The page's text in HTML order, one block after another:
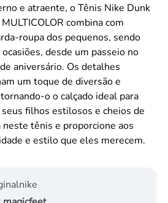
e atraente, o Tênis Nike Dunk
combina com
roupa dos pequenos, sendo
desde um passeio no
aniversário. Os detalhes
um toque de diversão e
o o calçado ideal para
filhos estilosos e cheios de
tênis e proporcione aos
e estilo que eles merecem.
nike